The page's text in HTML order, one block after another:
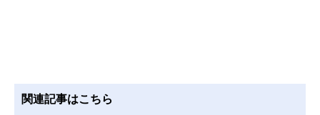
関連記事はこちら